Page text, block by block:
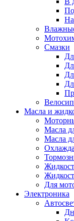
Смазки
Масла и
Масла
Масла
Для
Электроника